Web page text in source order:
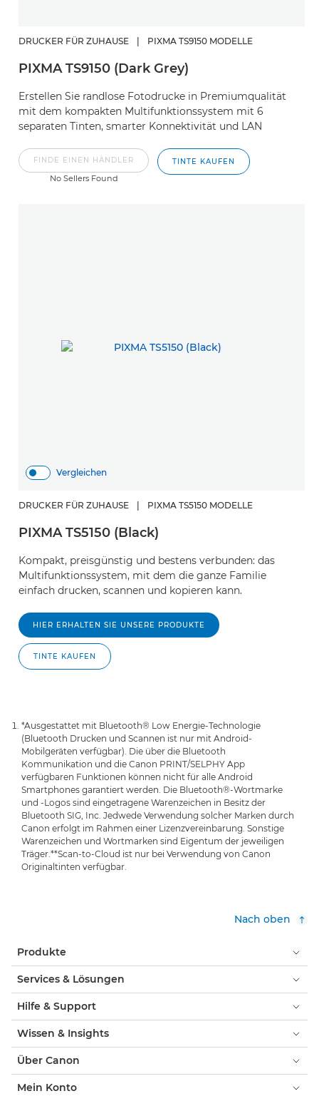
DRUCKER FÜR ZUHAUSE PIXMA TS9150 MODELLE
PIXMA TS9150 (Dark Grey)
Erstellen Sie randlose Fotodrucke in Premiumqualität
mit dem kompakten Multifunktionssystem mit 6
separaten Tinten, smarter Konnektivität und LAN
FINDE EINEN HÄNDLER
No Sellers Found
TINTE KAUFEN
Vergleichen
DRUCKER FÜR ZUHAUSE PIXMA TS5150 MODELLE
PIXMA TS5150 (Black)
Kompakt, preisgünstig und bestens verbunden: das
Multifunktionssystem, mit dem die ganze Familie
einfach drucken, scannen und kopieren kann.
HIER ERHALTEN SIE UNSERE PRODUKTE
TINTE KAUFEN
*Ausgestattet mit Bluetooth® Low Energie-Technologie
(Bluetooth Drucken und Scannen ist nur mit Android-
Mobilgeräten verfügbar). Die über die Bluetooth
Kommunikation und die Canon PRINT/SELPHY App
verfügbaren Funktionen können nicht für alle Android
Smartphones garantiert werden. Die Bluetooth®-Wortmarke
und -Logos sind eingetragene Warenzeichen in Besitz der
Bluetooth SIG, Inc. Jedwede Verwendung solcher Marken durch
Canon erfolgt im Rahmen einer Lizenzvereinbarung. Sonstige
Warenzeichen und Wortmarken sind Eigentum der jeweiligen
Träger.**Scan-to-Cloud ist nur bei Verwendung von Canon
Originaltinten verfügbar.
Nach oben
Produkte
Services & Lösungen
Hilfe & Support
Wissen & Insights
Über Canon
Mein Konto